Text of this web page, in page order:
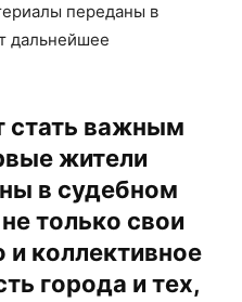
переданы в
дальнейшее
стать важным
жители
в судебном
только свои
и коллективное
города и тех,